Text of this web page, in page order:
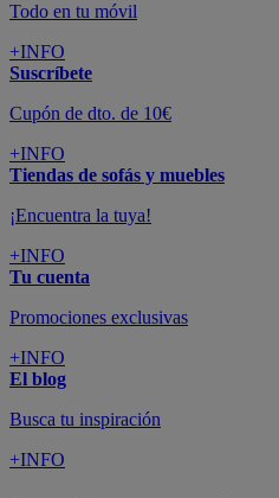
Todo en tu móvil
+INFO
Suscríbete
Cupón de dto. de 10€
+INFO
Tiendas de sofás y muebles
¡Encuentra la tuya!
+INFO
Tu cuenta
Promociones exclusivas
+INFO
El blog
Busca tu inspiración
+INFO